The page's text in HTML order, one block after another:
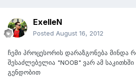
ExelleN
Posted August 16, 2012
ჩემი პროცესორის დარაზგონება მინდა
შესაძლებელია "NOOB" ვარ ამ
გენდობით